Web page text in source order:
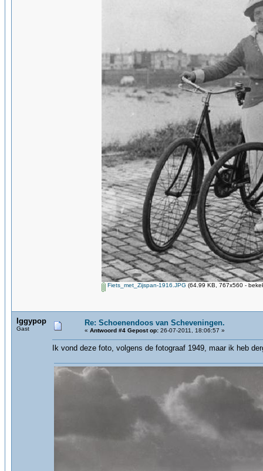
Fiets_met_Zijspan-1916.JPG (64.99 KB, 767x560 -
Iggypop
Gast
Re: Schoenendoos van Scheveningen.
« Antwoord #4 Gepost op: 26-07-2011, 18:06:57 »
Ik vond deze foto, volgens de fotograaf 1949, maar ik heb